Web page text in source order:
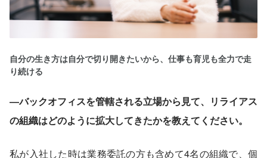
自分の生き方は自分で切り開きたいから、仕事も育児も全力で走
り続ける
―バックオフィスを管轄される立場から見て、リライアス
の組織はどのように拡大してきたかを教えてください。
私が入社した時は業務委託の方も含めて4名の組織で、個